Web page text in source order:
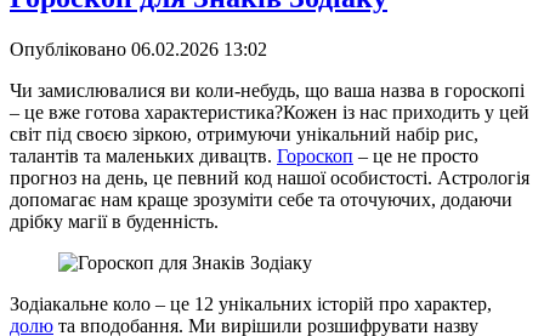
Опубліковано 06.02.2026 13:02
Чи замислювалися ви коли-небудь, що ваша назва в гороскопі
– це вже готова характеристика?Кожен із нас приходить у цей
світ під своєю зіркою, отримуючи унікальний набір рис,
талантів та маленьких дивацтв. Гороскоп – це не просто
прогноз на день, це певний код нашої особистості. Астрологія
допомагає нам краще зрозуміти себе та оточуючих, додаючи
дрібку магії в буденність.
Зодіакальне коло – це 12 унікальних історій про характер,
долю та вподобання. Ми вирішили розшифрувати назву